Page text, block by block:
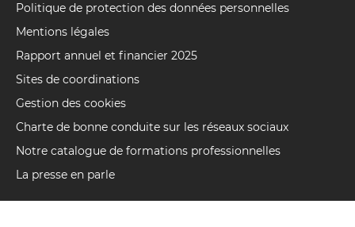
Politique de protection des données personnelles
Mentions légales
Rapport annuel et financier 2025
Sites de coordinations
Gestion des cookies
Charte de bonne conduite sur les réseaux sociaux
Notre catalogue de formations professionnelles
La presse en parle